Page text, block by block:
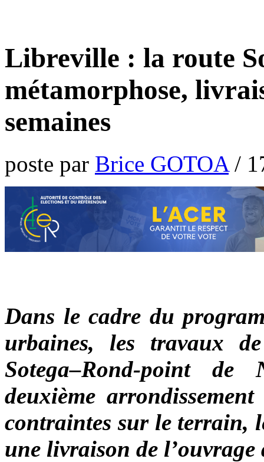
Libreville : la route
métamorphose,
semaines
poste par Brice GOTOA/
Dans le cadre du
urbaines, les travaux
Sotega–Rond-point de
deuxième
contraintes sur le terrain,
une livraison de l’ouvrage